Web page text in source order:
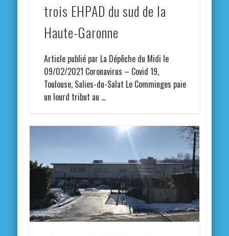
trois EHPAD du sud de la
Haute-Garonne
Article publié par La Dépêche du Midi le
09/02/2021 Coronavirus – Covid 19,
Toulouse, Salies-du-Salat Le Comminges paie
un lourd tribut au …